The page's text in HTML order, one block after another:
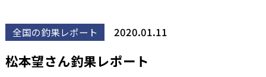
全国の釣果レポート 2020.01.11
松本望さん釣果レポート